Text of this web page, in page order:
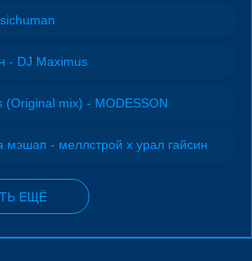
- DJ Maximus
(Original mix) - MODESSON
мэшап - меллстрой х урал гайсин
ЕЩЁ